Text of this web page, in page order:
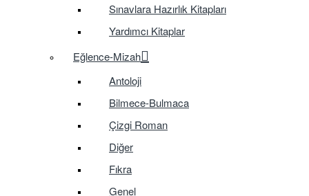
Sınavlara Hazırlık Kitapları
Yardımcı Kitaplar
Eğlence-Mizah
Antoloji
Bilmece-Bulmaca
Çizgi Roman
Diğer
Fıkra
Genel